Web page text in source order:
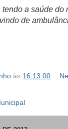
tendo a saúde do
de
às 16:13:00